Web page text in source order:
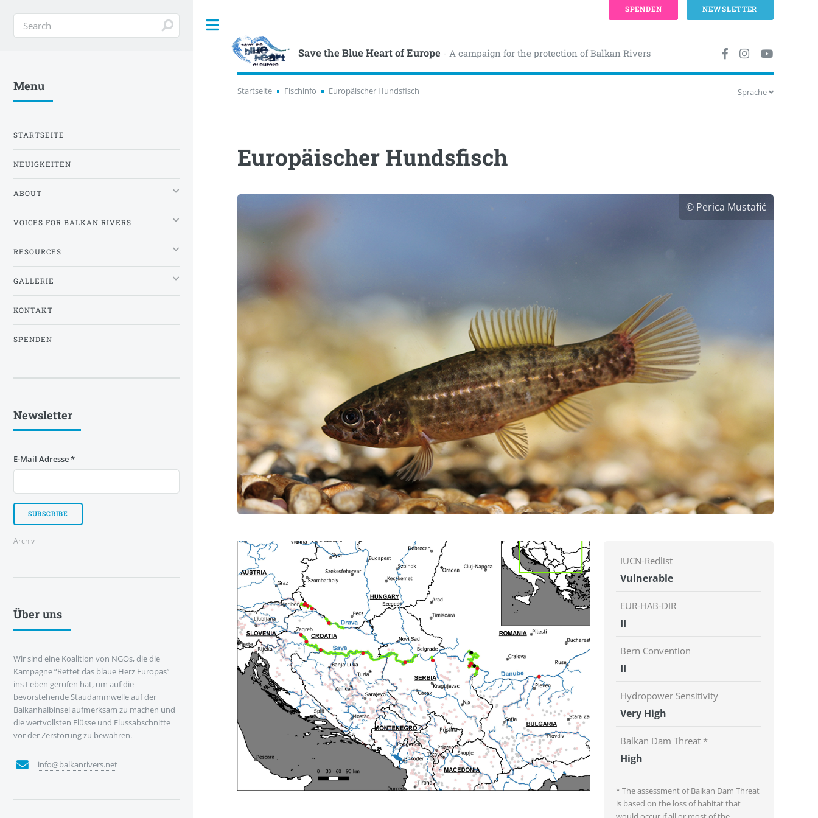
Save the Blue Heart of Europe - A campaign for the protection of Balkan Rivers
Startseite Fischinfo Europäischer Hundsfisch Sprache
Europäischer Hundsfisch
© Perica Mustafić
IUCN-Redlist
Vulnerable
EUR-HAB-DIR
II
Bern Convention
II
Hydropower Sensitivity
Very High
Balkan Dam Threat *
High
* The assessment of Balkan Dam Threat
is based on the loss of habitat that
Menu
STARTSEITE
NEUIGKEITEN
ABOUT
VOICES FOR BALKAN RIVERS
RESOURCES
GALLERIE
KONTAKT
SPENDEN
Newsletter
E-Mail Adresse*
Archiv
Über uns
Wir sind eine Koalition von NGOs, die die
Kampagne “Rettet das blaue Herz Europas”
ins Leben gerufen hat, um auf die
bevorstehende Staudammwelle auf der
Balkanhalbinsel aufmerksam zu machen und
die wertvollsten Flüsse und Flussabschnitte
vor der Zerstörung zu bewahren.
info@balkanrivers.net
SPENDEN NEWSLETTER